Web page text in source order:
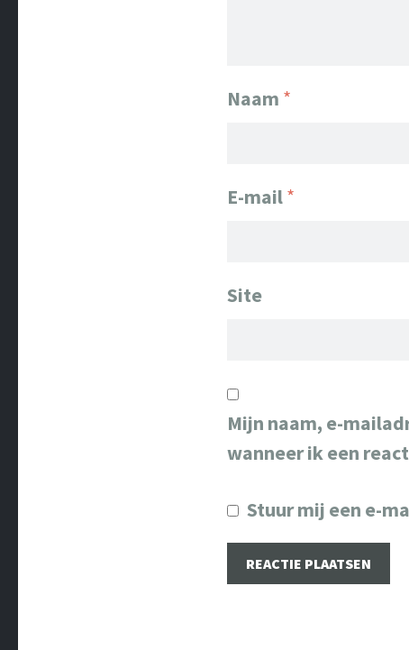
Naam *
E-mail*
Site
Mijn naam, e-
wanneer ik een
Stuur mij een e-